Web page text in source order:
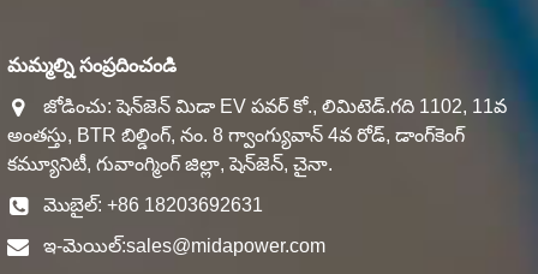
మమ్మల్ని సంప్రదించండి
జోడించు: షెన్‌జెన్ మిడా EV పవర్ కో., లిమిటెడ్.గది 1102, 11వ
అంతస్తు, BTR బిల్డింగ్, నం. 8 గ్వాంగ్యువాన్ 4వ రోడ్, డాంగ్‌కెంగ్
కమ్యూనిటీ, గువాంగ్మింగ్ జిల్లా, షెన్‌జెన్, చైనా.
మొబైల్: +86 18203692631
ఇ-మెయిల్:sales@midapower.com